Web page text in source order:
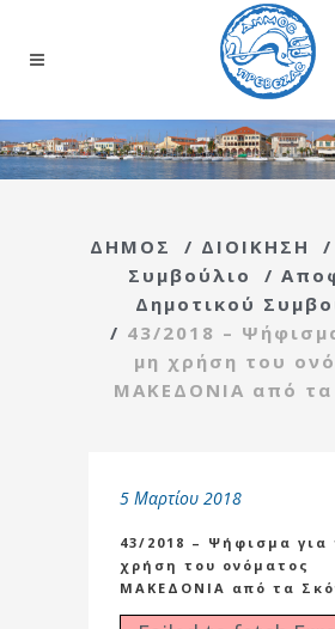
ΔΗΜΟΣ / ΔΙΟΙΚΗΣΗ /
Συμβούλιο
/
Δημοτικού
/ 43/2018 –
μη χρήση του
ΜΑΚΕΔΟΝΙΑ από τα
5 Μαρτίου 2018
43/2018 – Ψήφισμα για
χρήση του ονόματος
ΜΑΚΕΔΟΝΙΑ από τα